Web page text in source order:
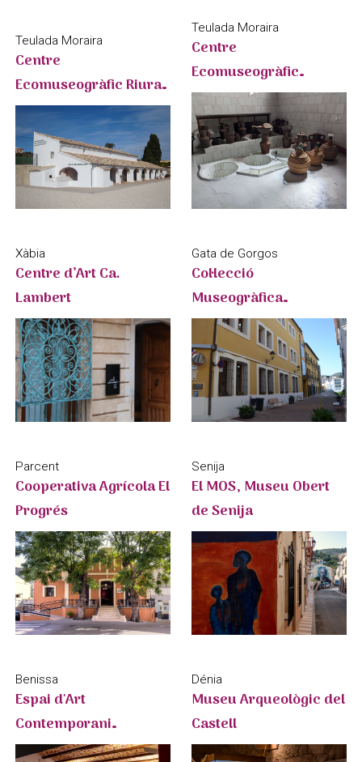
Teulada Moraira
Centre
Ecomuseogràfic Riurau
- CEMROQT
Teulada Moraira
Centre
Ecomuseogràfic
l'Almàssera - CEMROQT
Xàbia
Centre d’Art Ca.
Lambert
Gata de Gorgos
Col·lecció
Museogràfica
Municipal
Parcent
Cooperativa Agrícola El
Progrés
Senija
El MOS, Museu Obert
de Senija
Benissa
Espai d'Art
Contemporani
Salvador Sòria
Dénia
Museu Arqueològic del
Castell